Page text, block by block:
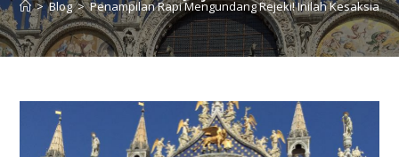
> Blog > Penampilan Rapi Mengundang Rejeki! Inilah Kesaksian